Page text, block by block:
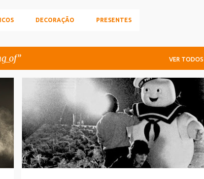
DECORAÇÃO PRESENTES
VER TODOS
FOTOGRAFIA MAKING_OF